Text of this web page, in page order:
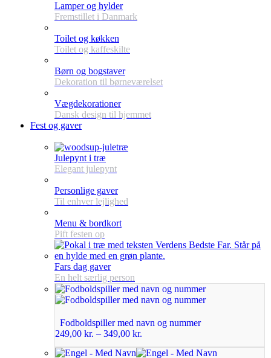
Lamper og hylder
Fremstillet i Danmark
Toilet og køkken
Toilet og kaffeskilte
Børn og bogstaver
Dekoration til børneværelset
Vægdekorationer
Dansk design til hjemmet
Fest og gaver
Julepynt i træ
Elegant julepynt
Personlige gaver
Til enhver lejlighed
Menu & bordkort
Pift festen op
Fars dag gaver
En helt særlig person
Fodboldspiller med navn og nummer
249,00 kr. – 349,00 kr.